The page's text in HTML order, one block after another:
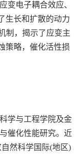
变电子耦合效应、
生长和扩散的动力
制，揭示了应变主
策略，催化活性损
学与工程学院及金
催化性能研究。近
然科学国际(地区)